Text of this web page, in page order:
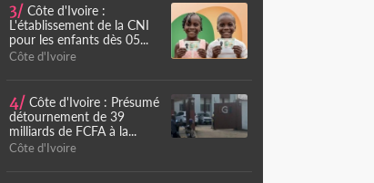
3/ Côte d'Ivoire :
L'établissement de la CNI
pour les enfants dès 05...
Côte d'Ivoire
4/ Côte d'Ivoire : Présumé
détournement de 39
milliards de FCFA à la...
Côte d'Ivoire